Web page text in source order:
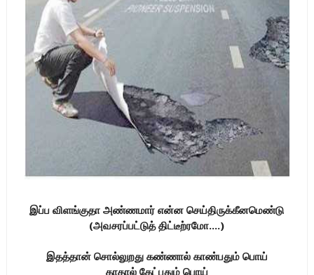
இப்ப விளங்குதா அண்ணமார் என்ன செய்திருக்கீனமெண்டு
(அவசரப்பட்டுத் திட்டீற்ரமோ....)
இதத்தான் சொல்லுறது கண்ணால் காண்பதும் பொய்
காதால் கேட்பதும் பொய்